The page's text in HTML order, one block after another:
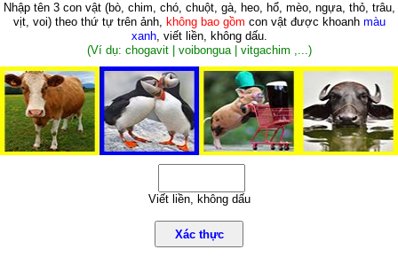
Nhập tên 3 con vật (bò, chim, chó, chuột, gà, heo, hổ, mèo, ngựa, thỏ, trâu,
vịt, voi)theo thứ tự trên ảnh, không bao gồm con vật được khoanh màu
xanh, viết liền, không dấu.
(Ví dụ: chogavit | voibongua | vitgachim ,...)
Viết liền, không dấu
Xác thực